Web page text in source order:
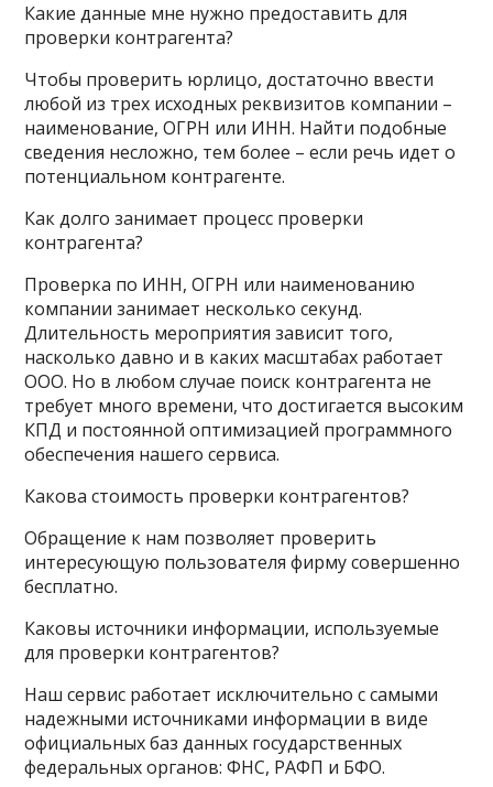
Какие данные мне нужно предоставить для
проверки контрагента?
Чтобы проверить юрлицо, достаточно ввести
любой из трех исходных реквизитов компании –
наименование, ОГРН или ИНН. Найти подобные
сведения несложно, тем более – если речь идет о
потенциальном контрагенте.
Как долго занимает процесс проверки
контрагента?
Проверка по ИНН, ОГРН или наименованию
компании занимает несколько секунд.
Длительность мероприятия зависит того,
насколько давно и в каких масштабах работает
ООО. Но в любом случае поиск контрагента не
требует много времени, что достигается высоким
КПД и постоянной оптимизацией программного
обеспечения нашего сервиса.
Какова стоимость проверки контрагентов?
Обращение к нам позволяет проверить
интересующую пользователя фирму совершенно
бесплатно.
Каковы источники информации, используемые
для проверки контрагентов?
Наш сервис работает исключительно с самыми
надежными источниками информации в виде
официальных баз данных государственных
федеральных органов: ФНС, РАФП и БФО.